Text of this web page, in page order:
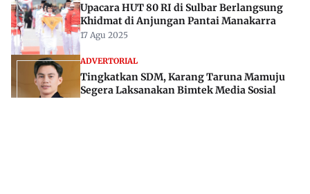
Upacara HUT 80 RI di Sulbar Berlangsung
Khidmat di Anjungan Pantai Manakarra
17 Agu 2025
ADVERTORIAL
Tingkatkan SDM, Karang Taruna Mamuju
Segera Laksanakan Bimtek Media Sosial